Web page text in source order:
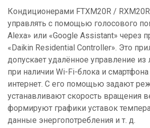
Кондиционерами FTXM20R /
управлять с помощью голосового
Alexa» или «Google Assistant» через
«Daikin Residential Controller». Это
допускает удалённое управление
при наличии Wi-Fi-блока и
интернет. С его помощью задают
устанавливают скорость вращения
формируют графики уставок
данные энергопотребления и т. д.